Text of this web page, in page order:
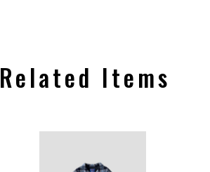
Related Items